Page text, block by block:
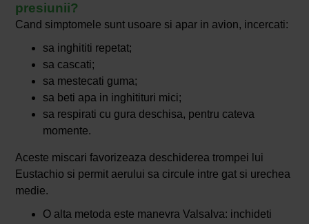
presiunii?
Cand simptomele sunt usoare si apar in avion, incercati:
sa inghititi repetat;
sa cascati;
sa mestecati guma;
sa beti apa in inghitituri mici;
sa respirati cu gura deschisa, pentru cateva
momente.
Aceste miscari favorizeaza deschiderea trompei lui
Eustachio si permit aerului sa circule intre gat si urechea
medie.
O alta metoda este manevra Valsalva: inchideti